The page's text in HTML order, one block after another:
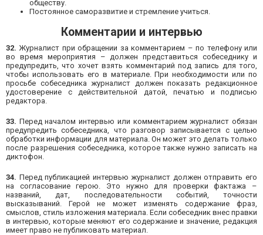
обществу.
Постоянное саморазвитие и стремление учиться.
Комментарии и интервью
32. Журналист при обращении за комментарием – по телефону или
во время мероприятия – должен представиться собеседнику и
предупредить, что хочет взять комментарий под запись для того,
чтобы использовать его в материале. При необходимости или по
просьбе собеседника журналист должен показать редакционное
удостоверение с действительной датой, печатью и подписью
редактора.
33. Перед началом интервью или комментарием журналист обязан
предупредить собеседника, что разговор записывается с целью
обработки информации для материала. Он может это делать только
после разрешения собеседника, которое также нужно записать на
диктофон.
34. Перед публикацией интервью журналист должен отправить его
на согласование герою. Это нужно для проверки фактажа –
названий, дат, последовательности событий, точности
высказываний. Герой не может изменять содержание фраз,
смыслов, стиль изложения материала. Если собеседник внес правки
в интервью, которые меняют его содержание и значение, редакция
имеет право не публиковать материал.